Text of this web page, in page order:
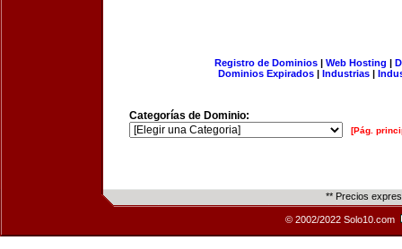
Registro de Dominios| Web Hosting |
Dominios Expirados | Industrias |
Categorías de Dominio:
[Pág.
** Precios
© 2002/2022 Solo10.com